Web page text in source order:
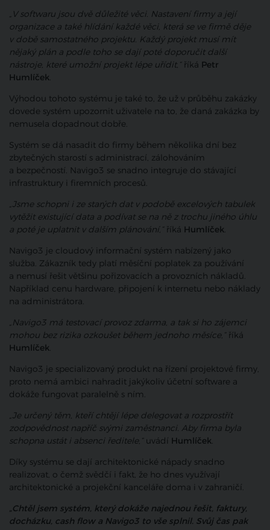
„V softwaru jsou dvě důležité věci. Nastavení firmy a její
organizace a také hlídání každé věci, která se ve firmě děje
v době samostatného projektu. Každý projekt musí mít
nějaký plán a podle toho se dají poté doporučit další
nástroje, které umožní projekt lépe uřídit,“ říká Petr
Humlíček.
Výhodou tohoto systému je také to, že už v průběhu zakázky
dovede systém upozornit uživatele na to, že daná zakázka by
nemusela dopadnout dobře.
Systém se dá nasadit do firmy během několika dní bez
zbytečných starostí s administrací, zálohováním
a bezpečností. Navigo3 se snadno integruje do stávající
infrastruktury i firemních procesů.
„Jsme schopni i ze starých dat v podobě excelových tabulek
vytěžit existující data a podívat se na ně z trochu jiného úhlu
a poté je uplatnit v dalším plánování,“ říká Humlíček.
Navigo3 je cloudový informační systém nabízený jako
služba. Zákazník tedy platí měsíční poplatek za používání
a nemusí řešit většinu pořizovacích a provozních nákladů.
Například cenu hardware, připojení k internetu nebo náklady
na administrátora.
„Navigo3 má testovací provoz zdarma, a tak si ho zájemci
mohou bez rizika ozkoušet během jednoho měsíce,“ říká
Humlíček.
Navigo3 je specializovaný produkt na řízení projektové firmy,
proto nemá ambici nahradit jakýkoliv účetní software a
dokáže fungovat paralelně s ním.
„Je určený těm, kteří chtějí lépe delegovat a rozprostřít
zodpovědnost napříč svými zaměstnanci. Aby firma byla
schopna ustát i absenci ředitele,“ uvádí Humlíček.
Díky systému se dají architektonické nápady snadno
realizovat, o čemž svědčí i fakt, že ho dnes využívají
architektonické a projekční kanceláře doma i v zahraničí.
„Chtěl jsem systém, který dokáže najednou řešit, faktury,
docházku, cash flow a Navigo3 to vše splnil. Svůj čas pak